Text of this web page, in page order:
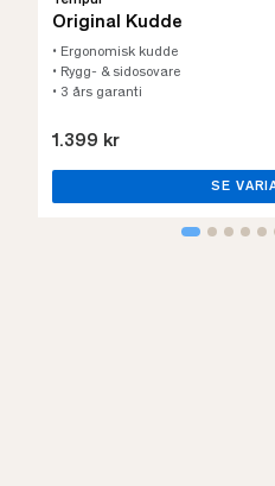
Original Kudde
• Ergonomisk kudde
• Rygg- & sidosovare
• 3 års garanti
1.399 kr
SE